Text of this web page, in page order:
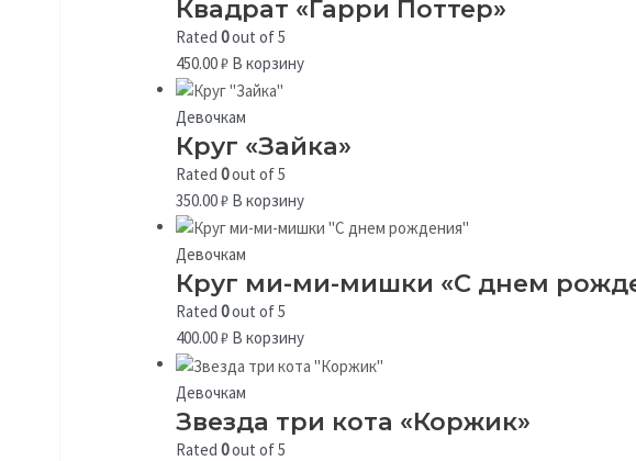
Квадрат «Гарри Поттер»
Rated 0out of 5
450.00₽ В корзину
Девочкам
Круг «Зайка»
Rated 0out of 5
350.00₽ В корзину
Девочкам
Круг ми-ми-мишки «С днем
Rated 0out of 5
400.00₽ В корзину
Девочкам
Звезда три кота «Коржик»
Rated 0out of 5